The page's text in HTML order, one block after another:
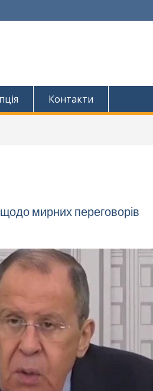
Контакти
мирних переговорів